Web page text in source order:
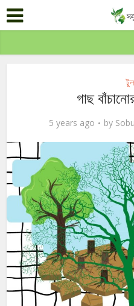
গাছ
5 years ago by